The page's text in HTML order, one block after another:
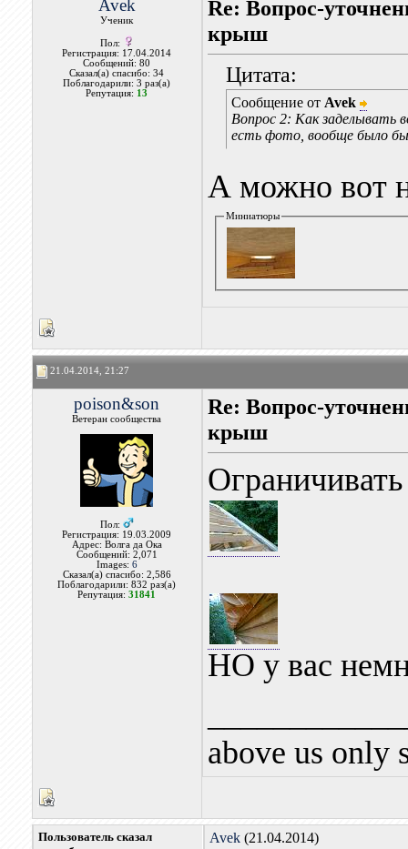
Avek
Ученик
Пол:
Регистрация: 17.04.2014
Сообщений: 80
Сказал(а) спасибо: 34
Поблагодарили: 3 раз(а)
Репутация: 13
Re: Вопрос-
крыш
Цитата:
Сообщение от Avek
Вопрос 2: Как заделывать
есть фото, вообще было
А можно вот
Миниатюры
21.04.2014, 21:27
poison&son
Ветеран сообщества
Пол:
Регистрация: 19.03.2009
Адрес: Волга да Ока
Сообщений: 2,071
Images: 6
Сказал(а) спасибо: 2,586
Поблагодарили: 832 раз(а)
Репутация:31841
Re: Вопрос-
крыш
НО у вас
above us only
Пользователь сказал
Avek(21.04.2014)